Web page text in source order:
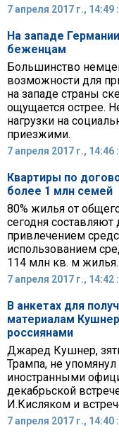
7 апреля 2017 г., 14:49
На западе
беженцам
Большинство
возможности для
на западе страны
ощущается острее.
нагрузки на
приезжими.
7 апреля 2017 г., 14:46
Квартиры по
более 1 млн семей
80% жилья от
сегодня составляют
привлечением
использованием
114 млн кв. м жилья.
7 апреля 2017 г., 14:42
В анкетах для
материалам
россиянами
Джаред Кушнер,
Трампа, не упомянул
иностранными
декабрьской
И.Кисляком и
7 апреля 2017 г., 14:40